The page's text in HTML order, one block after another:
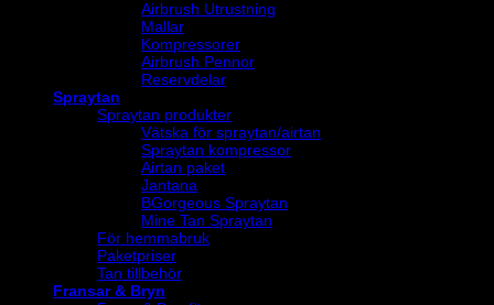
Airbrush Utrustning
Mallar
Kompressorer
Airbrush Pennor
Reservdelar
Spraytan
Spraytan produkter
Vätska för spraytan/airtan
Spraytan kompressor
Airtan paket
Jantana
BGorgeous Spraytan
Mine Tan Spraytan
För hemmabruk
Paketpriser
Tan tillbehör
Fransar & Bryn